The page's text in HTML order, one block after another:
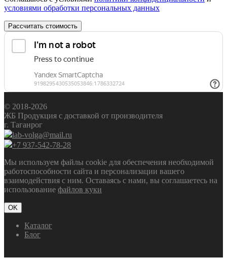
условиями обработки персональных данных
Рассчитать стоимость
© 2018-2026
ЖБ Продукция с доставкой от производителя
г. Таганрог
lab-volga@mail.ru
+7 937-542-78-28
Мы используем файлы cookie для обеспечения необходимой
работоспособности сайта и персонализации вашего
взаимодействия с ним. Оставаясь с нами, вы соглашаетесь на
использование файлов куки
OK
Каталог
Блог